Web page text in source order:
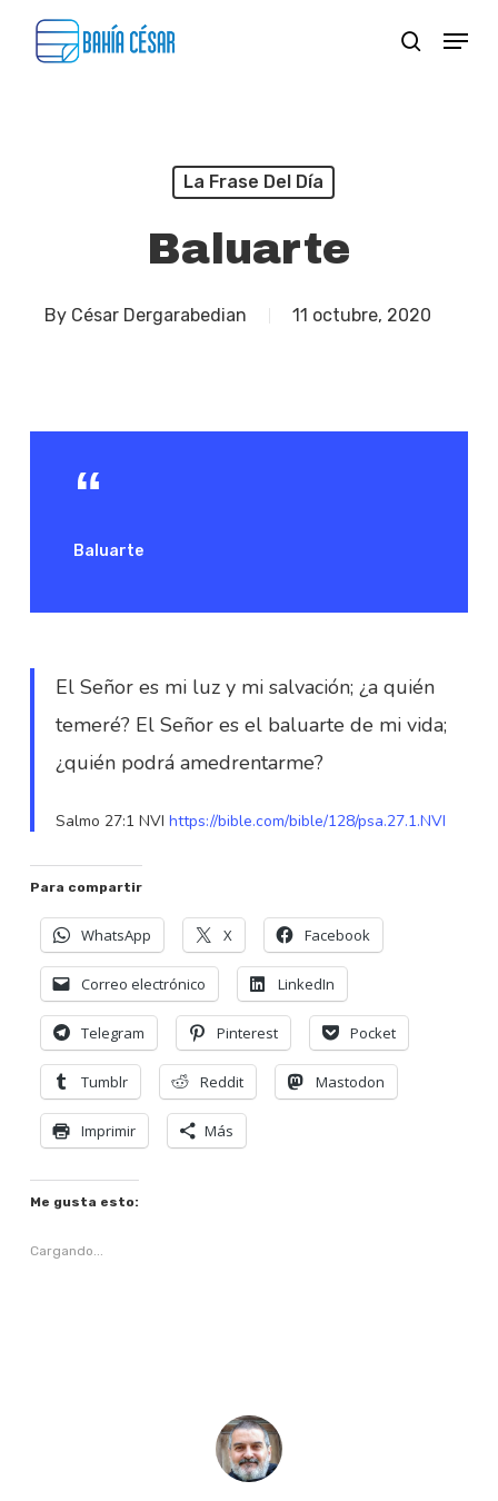
search
Menu
La Frase Del Día
Baluarte
By César Dergarabedian 11 octubre, 2020
Baluarte
El Señor es mi luz y mi salvación; ¿a quién
temeré? El Señor es el baluarte de mi vida;
¿quién podrá amedrentarme?
Salmo 27:1 NVIhttps://bible.com/bible/128/psa.27.1.NVI
Para compartir
WhatsApp X Facebook
Correo electrónico LinkedIn
Telegram Pinterest Pocket
Tumblr Reddit Mastodon
Imprimir Más
Me gusta esto:
Cargando...